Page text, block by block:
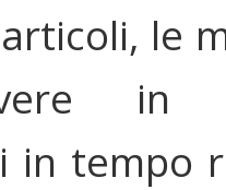
le
in
in tempo